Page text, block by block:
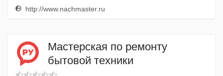
http://www.nachmaster.ru
Мастерская по ремонту
бытовой техники